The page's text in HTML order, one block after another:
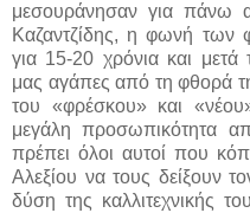
μεσουράνησαν για πάνω
Καζαντζίδης, η φωνή των
για 15-20 χρόνια και μετά
μας αγάπες από τη φθορά
του «φρέσκου» και
μεγάλη προσωπικότητα
πρέπει όλοι αυτοί που
Αλεξίου να τους δείξουν
δύση της καλλιτεχνικής